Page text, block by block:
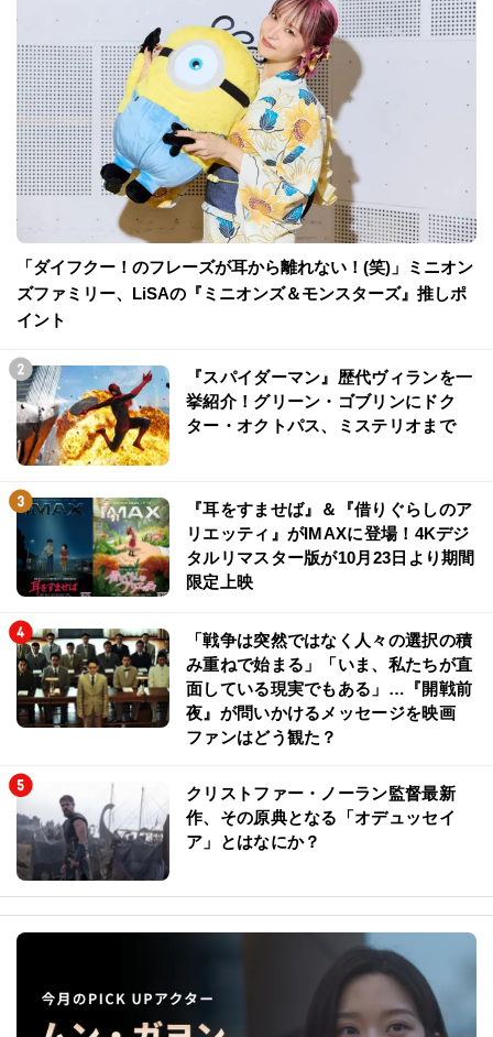
「ダイフクー！のフレーズが耳から離れない！(笑)」ミニオン
ズファミリー、LiSAの『ミニオンズ＆モンスターズ』推しポ
イント
『スパイダーマン』歴代ヴィランを一
挙紹介！グリーン・ゴブリンにドク
ター・オクトパス、ミステリオまで
『耳をすませば』＆『借りぐらしのア
リエッティ』がIMAXに登場！4Kデジ
タルリマスター版が10月23日より期間
限定上映
「戦争は突然ではなく人々の選択の積
み重ねで始まる」「いま、私たちが直
面している現実でもある」…『開戦前
夜』が問いかけるメッセージを映画
ファンはどう観た？
クリストファー・ノーラン監督最新
作、その原典となる「オデュッセイ
ア」とはなにか？